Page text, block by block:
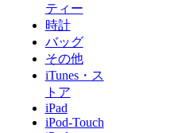
ティー
時計
バッグ
その他
iTunes・ス
トア
iPad
iPod-Touch